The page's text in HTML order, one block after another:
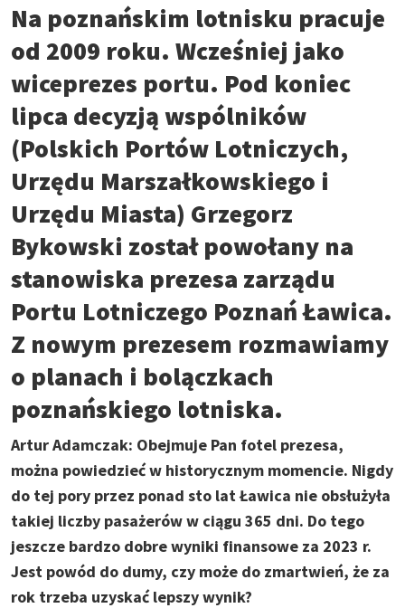
Na poznańskim lotnisku pracuje
od 2009 roku. Wcześniej jako
wiceprezes portu. Pod koniec
lipca decyzją wspólników
(Polskich Portów Lotniczych,
Urzędu Marszałkowskiego i
Urzędu Miasta) Grzegorz
Bykowski został powołany na
stanowiska prezesa zarządu
Portu Lotniczego Poznań Ławica.
Z nowym prezesem rozmawiamy
o planach i bolączkach
poznańskiego lotniska.
Artur Adamczak: Obejmuje Pan fotel prezesa,
można powiedzieć w historycznym momencie. Nigdy
do tej pory przez ponad sto lat Ławica nie obsłużyła
takiej liczby pasażerów w ciągu 365 dni. Do tego
jeszcze bardzo dobre wyniki finansowe za 2023 r.
Jest powód do dumy, czy może do zmartwień, że za
rok trzeba uzyskać lepszy wynik?